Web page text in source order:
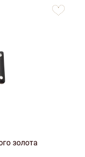
золота
favorites